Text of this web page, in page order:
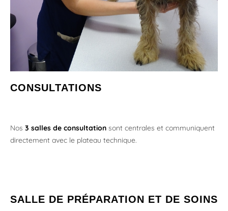
CONSULTATIONS
Nos 3 salles de consultation sont centrales et communiquent
directement avec le plateau technique.
SALLE DE PRÉPARATION ET DE SOINS